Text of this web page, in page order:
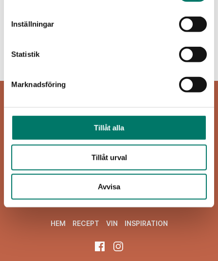
Inställningar
Statistik
Marknadsföring
Tillåt alla
Tillåt urval
Avvisa
Guy Anderson Wines
Blasieholmsgatan 4A
111 48 Stockholm
viva@vivavinomat.se
HEM RECEPT VIN INSPIRATION